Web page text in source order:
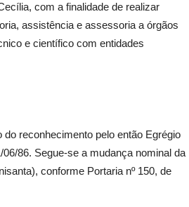
com a finalidade de realizar
assistência e assessoria a órgãos
e científico com entidades
reconhecimento pelo então Egrégio
86. Segue-se a mudança nominal da
conforme Portaria nº 150, de